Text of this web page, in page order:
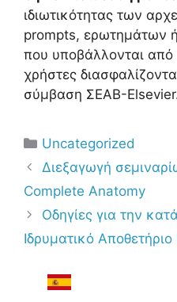
ιδιωτικότητας των
prompts, ερωτημάτων
που υποβάλλονται από
χρήστες
σύμβαση ΣΕΑΒ-
Uncategorized
Διεξαγωγή
Complete Anatomy
Oδηγίες για την
Ιδρυματικό Αποθετήριο